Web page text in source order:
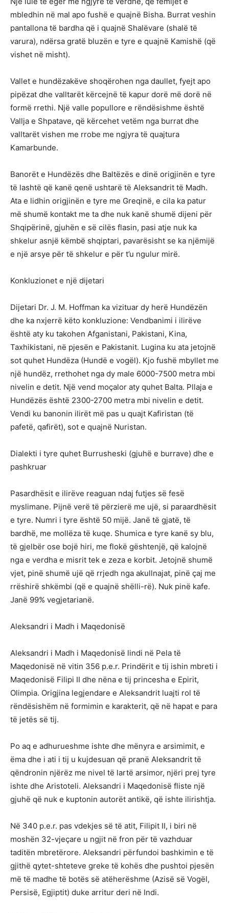
mbledhin në mal apo fushë e quajnë Bisha. Burrat veshin
pantallona të bardha që i quajnë Shalëvare (shalë të
varura), ndërsa gratë bluzën e tyre e quajnë Kamishë (që
vishet në misht).
Vallet e hundëzakëve shoqërohen nga daullet, fyejt apo
pipëzat dhe valltarët kërcejnë të kapur dorë më dorë në
formë rrethi. Një valle popullore e rëndësishme është
Vallja e Shpatave, që kërcehet vetëm nga burrat dhe
valltarët vishen me rrobe me ngjyra të quajtura
Kamarbunde.
Banorët e Hundëzës dhe Baltëzës e dinë origjinën e tyre
të lashtë që kanë qenë ushtarë të Aleksandrit të Madh.
Ata e lidhin origjinën e tyre me Greqinë, e cila ka patur
më shumë kontakt me ta dhe nuk kanë shumë dijeni për
Shqipërinë, gjuhën e së cilës flasin, pasi atje nuk ka
shkelur asnjë këmbë shqiptari, pavarësisht se ka njëmijë
e një arsye për të shkelur e për t’u ngulur mirë.
Konkluzionet e një dijetari
Dijetari Dr. J. M. Hoffman ka vizituar dy herë Hundëzën
dhe ka nxjerrë këto konkluzione: Vendbanimi i ilirëve
është aty ku takohen Afganistani, Pakistani, Kina,
Taxhikistani, në pjesën e Pakistanit. Lugina ku ata jetojnë
sot quhet Hundëza (Hundë e vogël). Kjo fushë mbyllet me
një hundëz, rrethohet nga dy male 6000-7500 metra mbi
nivelin e detit. Një vend moçalor aty quhet Balta. Pllaja e
Hundëzës është 2300-2700 metra mbi nivelin e detit.
Vendi ku banonin ilirët më pas u quajt Kafiristan (të
pafetë, qafirët), sot e quajnë Nuristan.
Dialekti i tyre quhet Burrusheski (gjuhë e burrave) dhe e
pashkruar
Pasardhësit e ilirëve reaguan ndaj futjes së fesë
myslimane. Pijnë verë të përzierë me ujë, si paraardhësit
e tyre. Numri i tyre është 50 mijë. Janë të gjatë, të
bardhë, me mollëza të kuqe. Shumica e tyre kanë sy blu,
të gjelbër ose bojë hiri, me flokë gështenjë, që kalojnë
nga e verdha e misrit tek e zeza e korbit. Jetojnë shumë
vjet, pinë shumë ujë që rrjedh nga akullnajat, pinë çaj me
rrëshirë shkëmbi (që e quajnë shëlli-rë). Nuk pinë kafe.
Janë 99% vegjetarianë.
Aleksandri i Madh i Maqedonisë
Aleksandri i Madh i Maqedonisë lindi në Pela të
Maqedonisë në vitin 356 p.e.r. Prindërit e tij ishin mbreti i
Maqedonisë Filipi II dhe nëna e tij princesha e Epirit,
Olimpia. Origjina legjendare e Aleksandrit luajti rol të
rëndësishëm në formimin e karakterit, që në hapat e para
të jetës së tij.
Po aq e adhurueshme ishte dhe mënyra e arsimimit, e
ëma dhe i ati i tij u kujdesuan që pranë Aleksandrit të
qëndronin njërëz me nivel të lartë arsimor, njëri prej tyre
ishte dhe Aristoteli. Aleksandri i Maqedonisë fliste një
gjuhë që nuk e kuptonin autorët antikë, që ishte ilirishtja.
Në 340 p.e.r. pas vdekjes së të atit, Filipit II, i biri në
moshën 32-vjeçare u ngjit në fron për të vazhduar
taditën mbretërore. Aleksandri përfundoi bashkimin e të
gjithë qytet-shteteve greke të kohës dhe pushtoi pjesën
më të madhe të botës së atëherëshme (Azisë së Vogël,
Persisë, Egjiptit) duke arritur deri në Indi.